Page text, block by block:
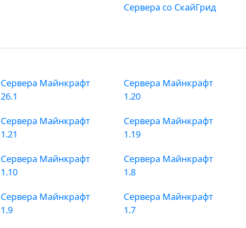
Сервера со СкайГрид
Сервера Майнкрафт
26.1
Сервера Майнкрафт
1.21
Сервера Майнкрафт
1.20
Сервера Майнкрафт
1.19
Сервера Майнкрафт
1.10
Сервера Майнкрафт
1.9
Сервера Майнкрафт
1.8
Сервера Майнкрафт
1.7